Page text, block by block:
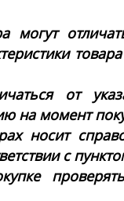
могут
от
на момент
носит
с